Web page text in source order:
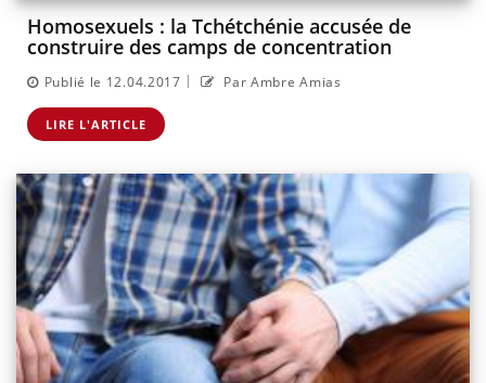
Homosexuels : la Tchétchénie accusée de
construire des camps de concentration
Publié le 12.04.2017 | Par Ambre Amias
LIRE L'ARTICLE